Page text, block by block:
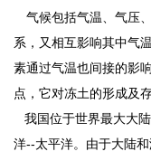
气候包括气温、气压
系，又相互影响其中气
素通过气温也间接的影
点，它对冻土的形成及
我国位于世界最大大
洋--太平洋。由于大陆